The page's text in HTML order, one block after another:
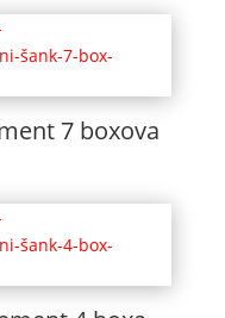
7 boxova